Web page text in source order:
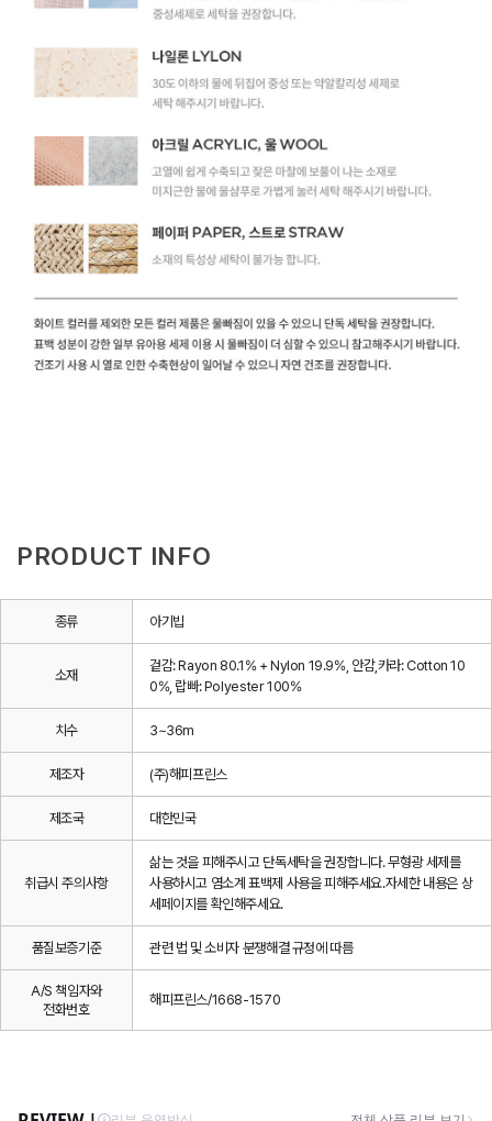
PRODUCT INFO
종류 아기빕
소재
겉감: Rayon 80.1% + Nylon 19.9%, 안감,카라: Cotton 10
0%, 랍빠: Polyester 100%
치수 3~36m
제조자 (주)해피프린스
제조국 대한민국
취급시 주의사항
삶는 것을 피해주시고 단독세탁을 권장합니다. 무형광 세제를
사용하시고 염소계 표백제 사용을 피해주세요.자세한 내용은 상
세페이지를 확인해주세요.
품질보증기준 관련 법 및 소비자 분쟁해결 규정에 따름
A/S 책임자와
전화번호
해피프린스/1668-1570